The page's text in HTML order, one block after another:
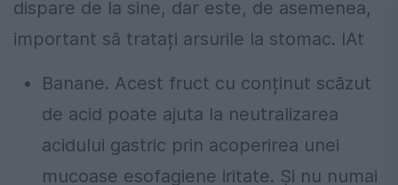
dispare de la sine, dar este, de asemenea,
important să tratați arsurile la stomac. IAt
Banane. Acest fruct cu conținut scăzut
de acid poate ajuta la neutralizarea
acidului gastric prin acoperirea unei
mucoase esofagiene iritate. Și nu numai